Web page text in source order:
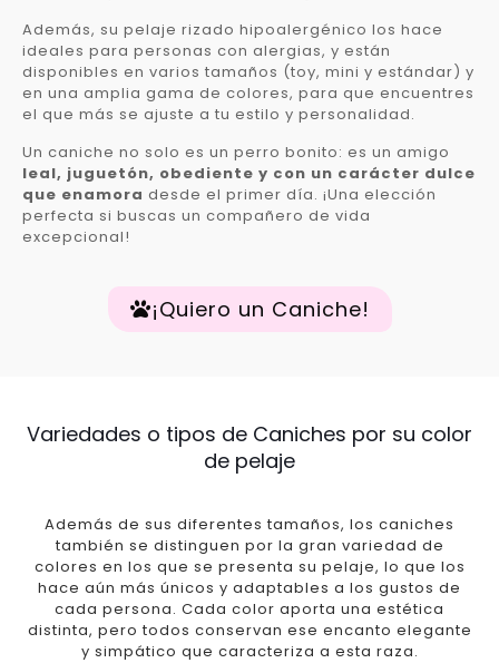
Además, su pelaje rizado hipoalergénico los hace
ideales para personas con alergias, y están
disponibles en varios tamaños (toy, mini y estándar) y
en una amplia gama de colores, para que encuentres
el que más se ajuste a tu estilo y personalidad.
Un caniche no solo es un perro bonito: es un amigo
leal, juguetón, obediente y con un carácter dulce
que enamora desde el primer día. ¡Una elección
perfecta si buscas un compañero de vida
excepcional!
¡Quiero un Caniche!
Variedades o tipos de Caniches por su color
de pelaje
Además de sus diferentes tamaños, los caniches
también se distinguen por la gran variedad de
colores en los que se presenta su pelaje, lo que los
hace aún más únicos y adaptables a los gustos de
cada persona. Cada color aporta una estética
distinta, pero todos conservan ese encanto elegante
y simpático que caracteriza a esta raza.